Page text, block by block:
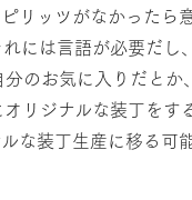
リッツがなかったら
には言語が必要だし
のお気に入りだと
リジナルな装丁をす
な装丁生産に移る可